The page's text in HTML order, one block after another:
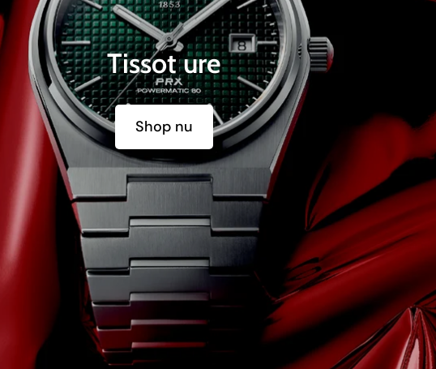
Tissot ure
Shop nu